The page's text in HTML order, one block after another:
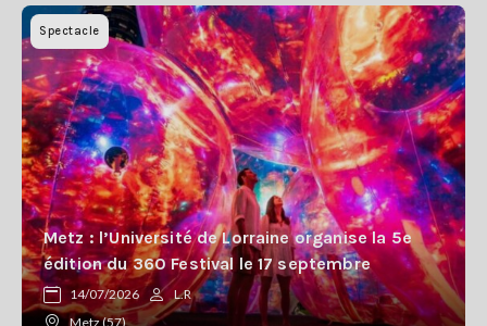
RÉGIONS
FORMATS
TENDANCES
SERVICES
LA
GAZETTE
Se
connecter
Spectacle
Metz : l’Université de Lorraine organise la 5e
édition du 360 Festival le 17 septembre
14/07/2026
L.R
Metz (57)